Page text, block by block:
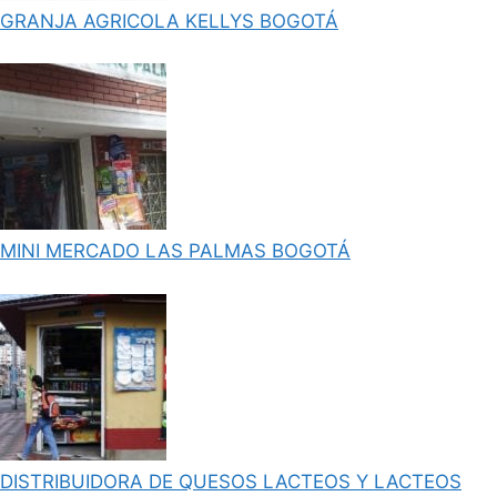
GRANJA AGRICOLA KELLYS BOGOTÁ
MINI MERCADO LAS PALMAS BOGOTÁ
DISTRIBUIDORA DE QUESOS LACTEOS Y LACTEOS